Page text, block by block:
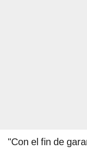
"Con el fin de